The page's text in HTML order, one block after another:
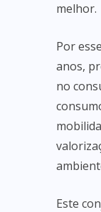
melhor.
Por
anos,
no
Este